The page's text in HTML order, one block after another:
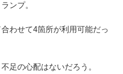
ンプ。
わせて4箇所が利用可能だっ
足の心配はないだろう。